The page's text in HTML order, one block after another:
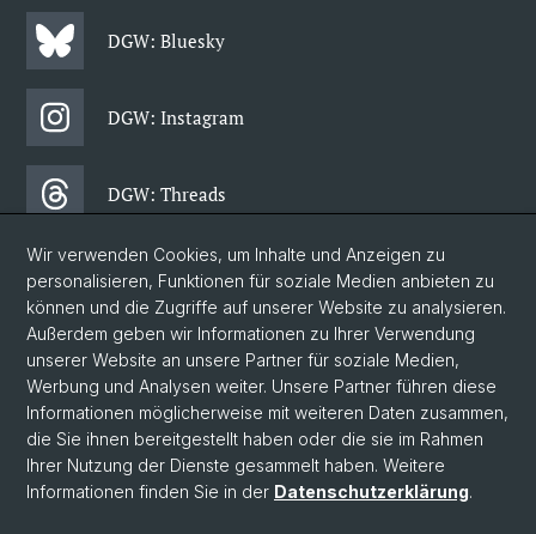
DGW: Bluesky
DGW: Instagram
DGW: Threads
DGW: Facebook
DGW: Newsletter
© Universität Basel
Datenschutzerklärung
Philosophisch-Historische Fakultät
Wir verwenden Cookies, um Inhalte und Anzeigen zu
personalisieren, Funktionen für soziale Medien anbieten zu
können und die Zugriffe auf unserer Website zu analysieren.
Außerdem geben wir Informationen zu Ihrer Verwendung
unserer Website an unsere Partner für soziale Medien,
Werbung und Analysen weiter. Unsere Partner führen diese
Informationen möglicherweise mit weiteren Daten zusammen,
die Sie ihnen bereitgestellt haben oder die sie im Rahmen
Ihrer Nutzung der Dienste gesammelt haben. Weitere
Informationen finden Sie in der Datenschutzerklärung.